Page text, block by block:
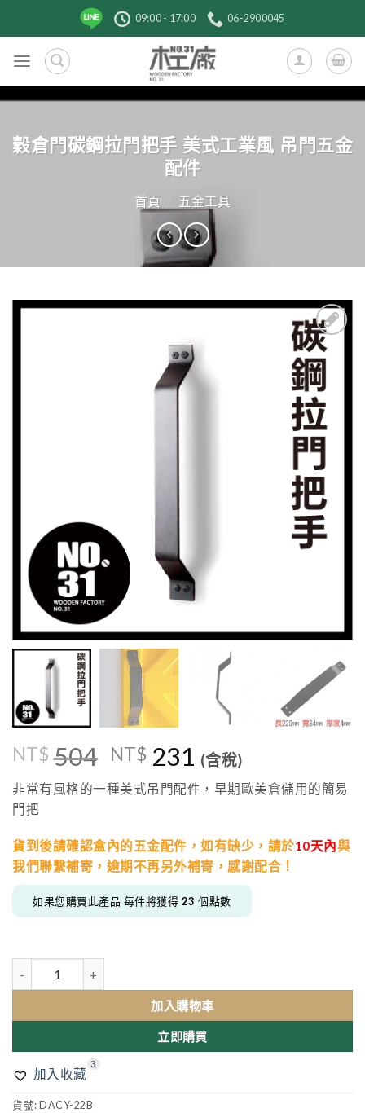
09:00 - 17:00 06-2900045
穀倉門碳鋼拉門把手 美式工業風 吊門五金
配件
首頁 五金工具
加入
收藏
NT$ 504
原
價
NT$ 231 目
前
價
(含稅)
非常有風格的一種美式吊門配件，早期歐美倉儲用的簡易
門把
貨到後請確認盒內的五金配件，如有缺少， 請於10天內與
我們聯繫補寄，逾期不再另外補寄，感謝配合！
如果您購買此產品 每件將獲得 23 個點數
加入購物車
立即購買
加入收藏
3
貨號: DACY-22B